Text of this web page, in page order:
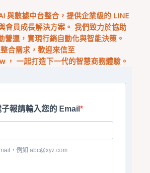
與數據中台整合，提供企業級的 LINE
會員成長解決方案。 我們致力於協助
營運，實現行銷自動化與智能決策。
合需求，歡迎來信至
， 一起打造下一代的智慧商務體驗。
報請輸入您的 Email
，例如 abc@xyz.com